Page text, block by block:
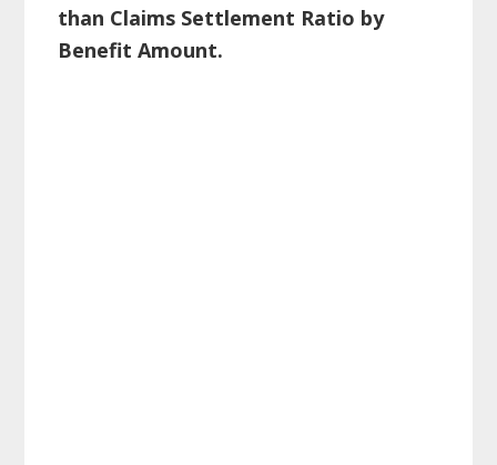
than Claims Settlement Ratio by
Benefit Amount.